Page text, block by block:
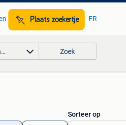
Plaats zoekertje FR
Zoek
Sorteer op